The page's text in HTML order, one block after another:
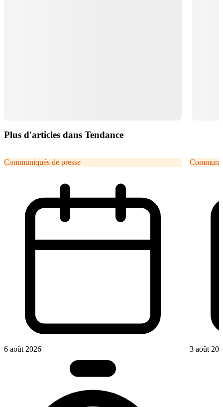
Plus d'articles dans Tendance
Communiqués de presse
6 août 2026 3 août